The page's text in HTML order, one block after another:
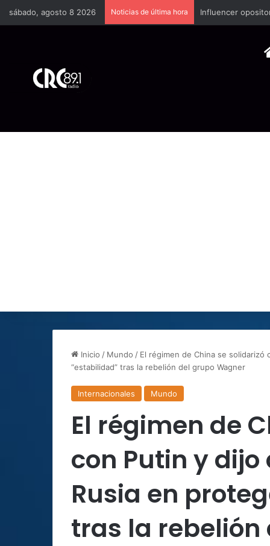
sábado, agosto 8 2026 Noticias de última hora Industria plástica
Inicio / Mundo / El régimen de China se solidarizó
“estabilidad” tras la rebelión del grupo Wagner
Internacionales Mundo
El régimen de
con Putin y
Rusia en
tras la rebelión